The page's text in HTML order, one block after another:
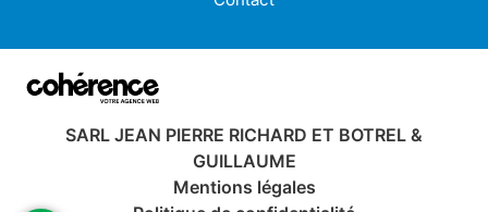
SARL JEAN PIERRE RICHARD ET BOTREL &
GUILLAUME
Mentions légales